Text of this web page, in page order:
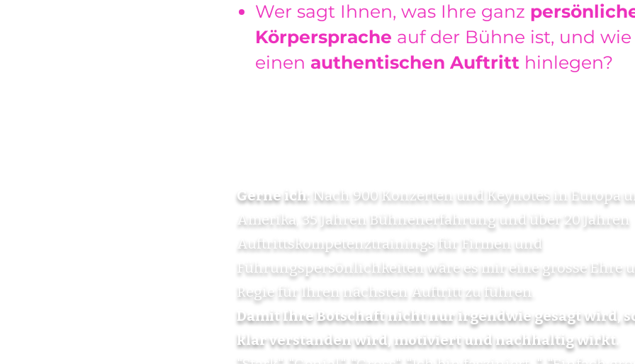
Wer sagt Ihnen, was Ihre ganz
Körpersprache auf der Bühne ist, und wie
einen authentischen Auftritt hinlegen?
Gerne ich: Nach 900 Konzerten und Keynotes in Europa
Amerika, 35 Jahren Bühnenerfahrung und über 20 Jahren
Auftrittskompetenztrainings für Firmen und
Führungspersönlichkeiten wäre es mir eine grosse Ehre
Regie für Ihren nächsten Auftritt zu führen.
Damit Ihre Botschaft nicht nur irgendwie gesagt wird,
klar verstanden wird, motiviert und nachhaltig wirkt.